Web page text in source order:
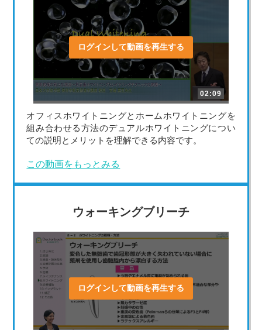
ログインして動画を再生する
02:09
オフィスホワイトニングとホームホワイトニングを
組み合わせる方法のデュアルホワイトニングについ
ての説明とメリットを理解できる内容です。
この動画をもっとみる
ウォーキングブリーチ
ログインして動画を再生する